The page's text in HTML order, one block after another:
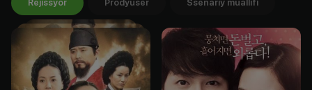
Rejissyor Prodyuser Ssenariy muallifi